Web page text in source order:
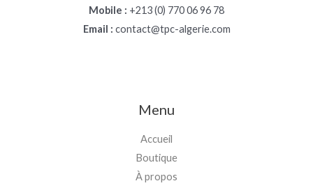
Mobile : +213 (0) 770 06 96 78
Email : contact@tpc-algerie.com
Menu
Accueil
Boutique
À propos